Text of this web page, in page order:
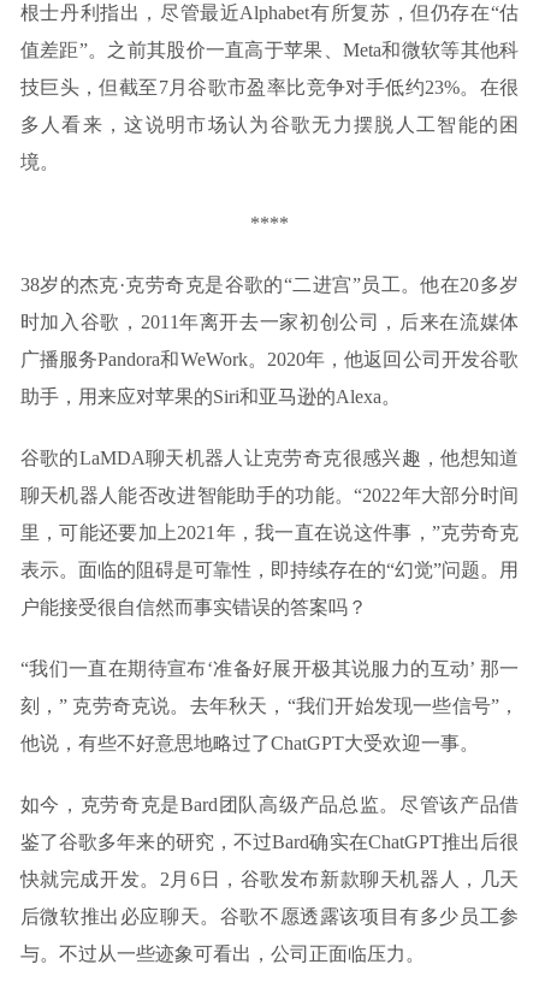
根士丹利指出，尽管最近Alphabet有所复苏，但仍存在“估
值差距”。之前其股价一直高于苹果、Meta和微软等其他科
技巨头，但截至7月谷歌市盈率比竞争对手低约23%。在很
多人看来，这说明市场认为谷歌无力摆脱人工智能的困
境。
****
38岁的杰克·克劳奇克是谷歌的“二进宫”员工。他在20多岁
时加入谷歌，2011年离开去一家初创公司，后来在流媒体
广播服务Pandora和WeWork。2020年，他返回公司开发谷歌
助手，用来应对苹果的Siri和亚马逊的Alexa。
谷歌的LaMDA聊天机器人让克劳奇克很感兴趣，他想知道
聊天机器人能否改进智能助手的功能。“2022年大部分时间
里，可能还要加上2021年，我一直在说这件事，”克劳奇克
表示。面临的阻碍是可靠性，即持续存在的“幻觉”问题。用
户能接受很自信然而事实错误的答案吗？
“我们一直在期待宣布‘准备好展开极其说服力的互动’ 那一
刻，” 克劳奇克说。去年秋天，“我们开始发现一些信号”，
他说，有些不好意思地略过了ChatGPT大受欢迎一事。
如今，克劳奇克是Bard团队高级产品总监。尽管该产品借
鉴了谷歌多年来的研究，不过Bard确实在ChatGPT推出后很
快就完成开发。2月6日，谷歌发布新款聊天机器人，几天
后微软推出必应聊天。谷歌不愿透露该项目有多少员工参
与。不过从一些迹象可看出，公司正面临压力。